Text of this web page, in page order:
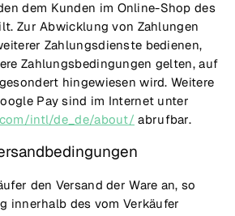
dem Kunden im Online-Shop des
Zur Abwicklung von Zahlungen
Zahlungsdienste bedienen,
Zahlungsbedingungen gelten, auf
hingewiesen wird. Weitere
Pay sind im Internet unter
intl/de_de/about/ abrufbar.
den Versand der Ware an, so
innerhalb des vom Verkäufer